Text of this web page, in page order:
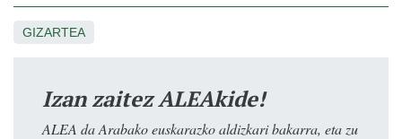
GIZARTEA
Izan zaitez ALEAkide!
ALEA da Arabako euskarazko aldizkari bakarra, eta zu